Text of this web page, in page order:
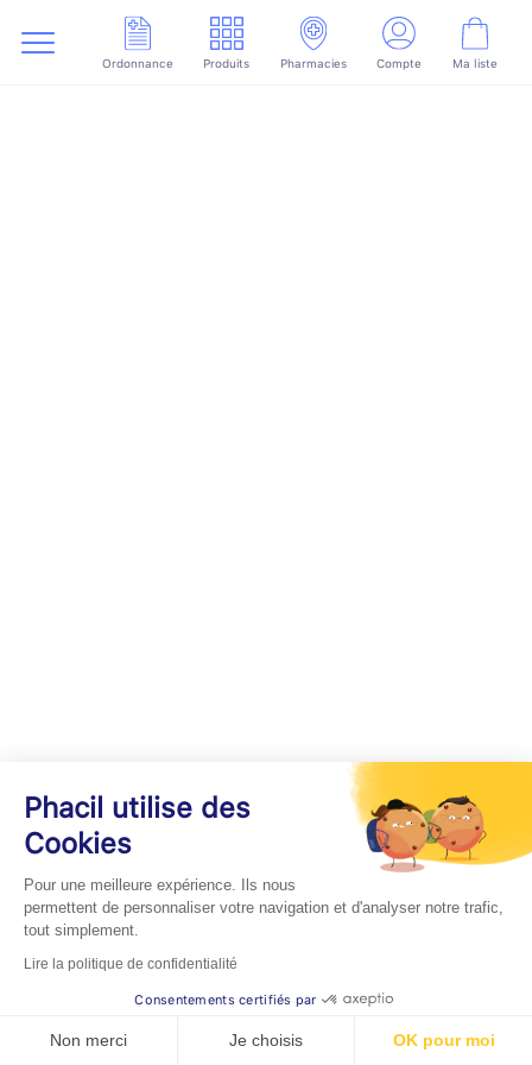
Ordonnance Produits Pharmacies Compte Ma liste
Phacil utilise des
Cookies
Pour une meilleure expérience. Ils nous
permettent de personnaliser votre navigation et d'analyser notre trafic,
tout simplement.
Lire la politique de confidentialité
Consentements certifiés par
Non merci Je choisis OK pour moi